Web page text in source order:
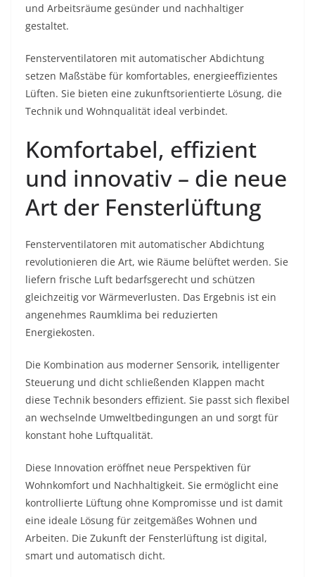
und Arbeitsräume gesünder und nachhaltiger
gestaltet.
Fensterventilatoren mit automatischer Abdichtung
setzen Maßstäbe für komfortables, energieeffizientes
Lüften. Sie bieten eine zukunftsorientierte Lösung, die
Technik und Wohnqualität ideal verbindet.
Komfortabel, effizient
und innovativ – die neue
Art der Fensterlüftung
Fensterventilatoren mit automatischer Abdichtung
revolutionieren die Art, wie Räume belüftet werden. Sie
liefern frische Luft bedarfsgerecht und schützen
gleichzeitig vor Wärmeverlusten. Das Ergebnis ist ein
angenehmes Raumklima bei reduzierten
Energiekosten.
Die Kombination aus moderner Sensorik, intelligenter
Steuerung und dicht schließenden Klappen macht
diese Technik besonders effizient. Sie passt sich flexibel
an wechselnde Umweltbedingungen an und sorgt für
konstant hohe Luftqualität.
Diese Innovation eröffnet neue Perspektiven für
Wohnkomfort und Nachhaltigkeit. Sie ermöglicht eine
kontrollierte Lüftung ohne Kompromisse und ist damit
eine ideale Lösung für zeitgemäßes Wohnen und
Arbeiten. Die Zukunft der Fensterlüftung ist digital,
smart und automatisch dicht.